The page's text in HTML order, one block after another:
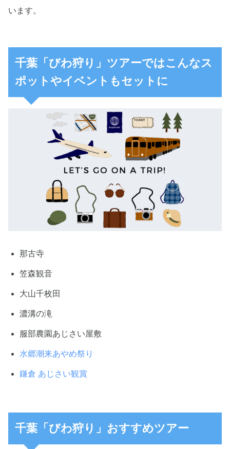
います。
千葉「びわ狩り」ツアーではこんなス
ポットやイベントもセットに
那古寺
笠森観音
大山千枚田
濃溝の滝
服部農園あじさい屋敷
水郷潮来あやめ祭り
鎌倉 あじさい観賞
千葉「びわ狩り」おすすめツアー